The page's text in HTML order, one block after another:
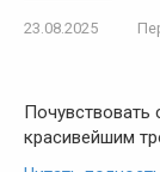
23.08.2025
Почувствовать
красивейшим